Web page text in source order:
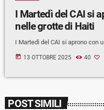
I Martedì del CAI si
nelle grotte di Haiti
I Martedì del CAI si aprono con
today 13 OTTOBRE 2025 40
POST SIMILI